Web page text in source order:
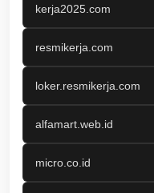
kerja2025.com
resmikerja.com
loker.resmikerja.com
alfamart.web.id
micro.co.id